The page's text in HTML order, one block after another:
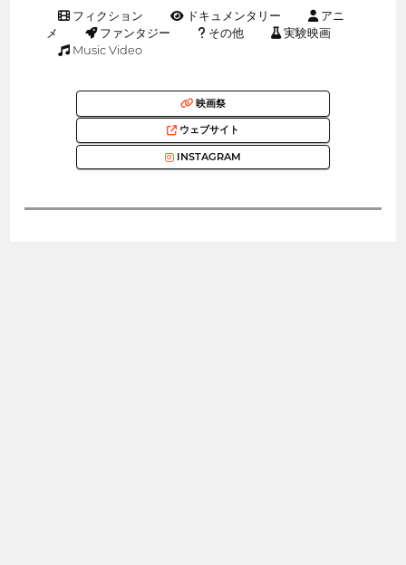
フィクション ドキュメンタリー
アニ
メ
ファンタジー その他
実験映画
Music Video
映画祭
ウェブサイト
INSTAGRAM